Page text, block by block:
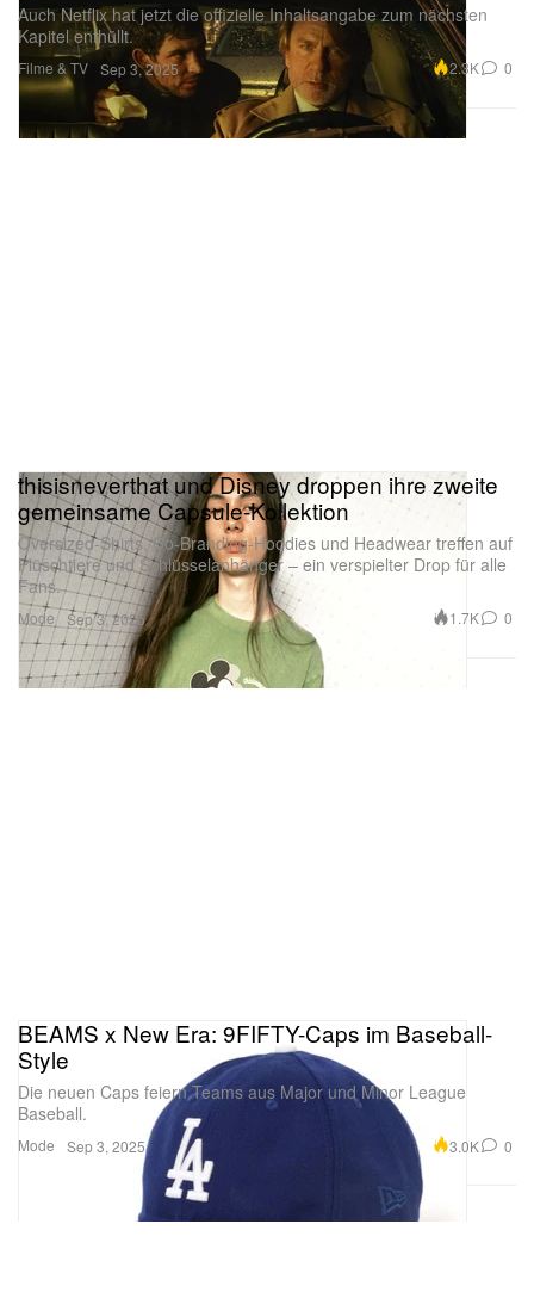
Filme & TV
Auch Netflix hat jetzt die offizielle Inhaltsangabe zum nächsten
Kapitel enthüllt.
Sep 3, 2025 2.3K 0
Mode
thisisneverthat und Disney droppen ihre zweite
gemeinsame Capsule-Kollektion
Oversized-Shirts, Co-Branding-Hoodies und Headwear treffen auf
Plüschtiere und Schlüsselanhänger – ein verspielter Drop für alle
Fans.
Sep 3, 2025 1.7K 0
Mode
BEAMS x New Era: 9FIFTY-Caps im Baseball-
Style
Die neuen Caps feiern Teams aus Major und Minor League
Baseball.
Sep 3, 2025 3.0K 0